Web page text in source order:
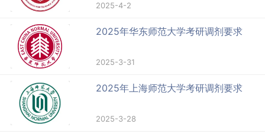
2025-4-2
2025年华东师范大学考研调剂要求
2025-3-31
2025年上海师范大学考研调剂要求
2025-3-28